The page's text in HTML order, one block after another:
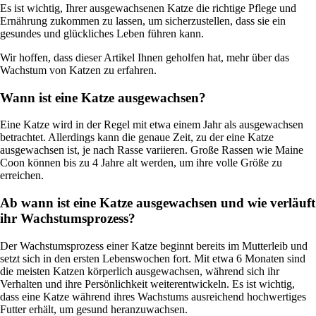
Es ist wichtig, Ihrer ausgewachsenen Katze die richtige Pflege und
Ernährung zukommen zu lassen, um sicherzustellen, dass sie ein
gesundes und glückliches Leben führen kann.
Wir hoffen, dass dieser Artikel Ihnen geholfen hat, mehr über das
Wachstum von Katzen zu erfahren.
Wann ist eine Katze ausgewachsen?
Eine Katze wird in der Regel mit etwa einem Jahr als ausgewachsen
betrachtet. Allerdings kann die genaue Zeit, zu der eine Katze
ausgewachsen ist, je nach Rasse variieren. Große Rassen wie Maine
Coon können bis zu 4 Jahre alt werden, um ihre volle Größe zu
erreichen.
Ab wann ist eine Katze ausgewachsen und wie verläuft
ihr Wachstumsprozess?
Der Wachstumsprozess einer Katze beginnt bereits im Mutterleib und
setzt sich in den ersten Lebenswochen fort. Mit etwa 6 Monaten sind
die meisten Katzen körperlich ausgewachsen, während sich ihr
Verhalten und ihre Persönlichkeit weiterentwickeln. Es ist wichtig,
dass eine Katze während ihres Wachstums ausreichend hochwertiges
Futter erhält, um gesund heranzuwachsen.